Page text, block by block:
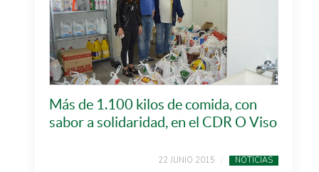
Más de 1.100 kilos de comida, con
sabor a solidaridad, en el CDR O Viso
22 JUNIO 2015 NOTICIAS